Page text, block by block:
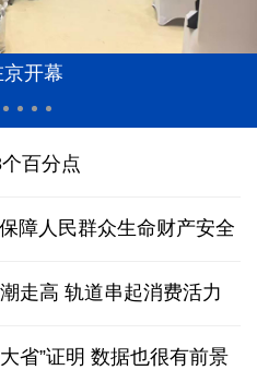
开幕
百分点
障人民群众生命财产安全
走高 轨道串起消费活力
省”证明 数据也很有前景